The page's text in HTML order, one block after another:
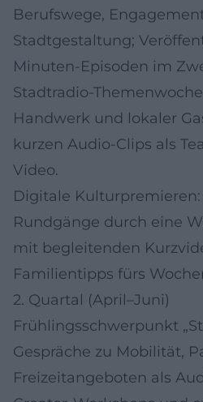
Berufswege,
Stadtgestaltung;
Minuten-Episoden im
Stadtradio-
Handwerk und lokaler
kurzen Audio-Clips als
Video.
Digitale
Rundgänge durch eine
mit begleitenden
Familientipps fürs
2. Quartal (April–Juni)
Frühlingsschwerpunkt
Gespräche zu Mobilität,
Freizeitangeboten als